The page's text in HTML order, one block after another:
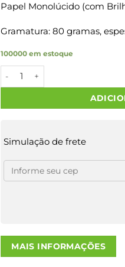
Papel Monolúcido (com
Gramatura: 80 gramas,
100000 em estoque
Sacos Papel Kraft PEDIDO
Simulação de frete
MAIS INFORMAÇÕES